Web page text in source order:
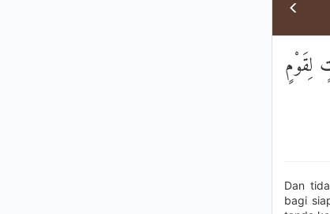
لِقَوْمٍ
Dan
bagi